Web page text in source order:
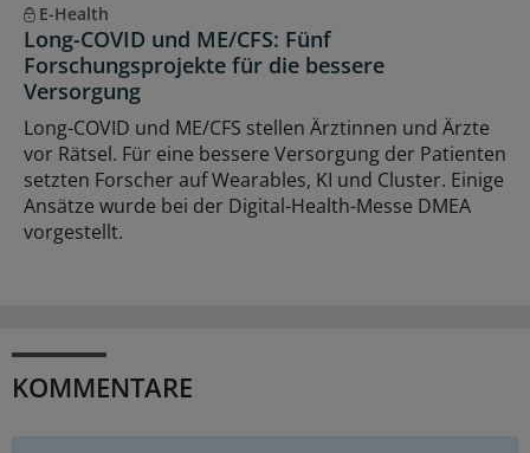
E-Health
Long-COVID und ME/CFS: Fünf
Forschungsprojekte für die bessere
Versorgung
Long-COVID und ME/CFS stellen Ärztinnen und Ärzte
vor Rätsel. Für eine bessere Versorgung der Patienten
setzten Forscher auf Wearables, KI und Cluster. Einige
Ansätze wurde bei der Digital-Health-Messe DMEA
vorgestellt.
KOMMENTARE